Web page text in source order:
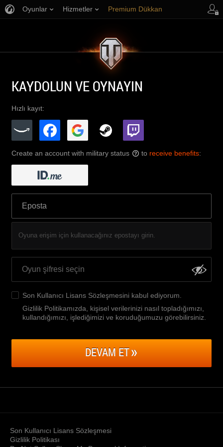
Oyunlar Hizmetler Premium Dükkan
KAYDOLUN VE OYNAYIN
Hızlı kayıt:
Create an account with military status ? to receive benefits:
Oyuna erişim için kullanacağınız epostayı girin.
Son Kullanıcı Lisans Sözleşmesini kabul ediyorum.
Gizlilik Politikamızda, kişisel verilerinizi nasıl topladığımızı,
kullandığımızı, işlediğimizi ve koruduğumuzu görebilirsiniz
DEVAM ET
Son Kullanıcı Lisans Sözleşmesi
Gizlilik Politikası